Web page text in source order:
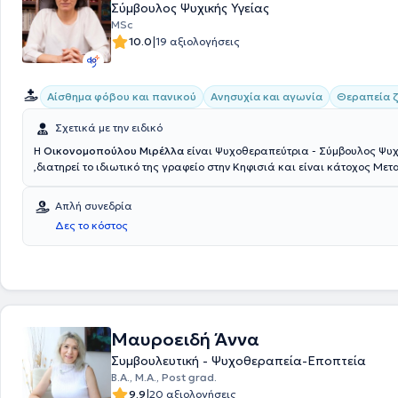
Σύμβουλος Ψυχικής Υγείας
MSc
10.0|19 αξιολογήσεις
Αίσθημα φόβου και πανικού Ανησυχία και αγωνία Θεραπεία
Σχετικά με την ειδικό
Η Οικονομοπούλου Μιρέλλα είναι Ψυχοθεραπεύτρια - Σύμβουλος
,διατηρεί το ιδιωτικό της γραφείο στην Κηφισιά και είναι κάτοχος
Ψυχιατρική Κλινική του Αιγινήτειου Νοσοκομείου ενώ στο ιδιωτικό
αναλαμβάνει πλήθος περιστατικών, έχοντας πάντα στο επίκεντρο την
δυνατή εξυπηρέτηση των εξατομικευμένων αναγκών κάθε ανθρώπου
αναλαμβάνει.
Απλή συνεδρία
Δες το κόστος
Μαυροειδή Άννα
Συμβουλευτική - Ψυχοθεραπεία-Εποπτεία
B.A., Μ.Α., Post grad.
9.9|20 αξιολογήσεις